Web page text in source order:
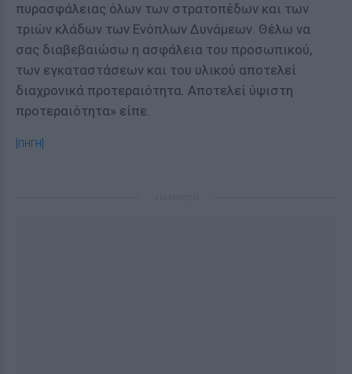
πυρασφάλειας όλων των στρατοπέδων και των
τριών κλάδων των Ενόπλων Δυνάμεων. Θέλω να
σας διαβεβαιώσω η ασφάλεια του προσωπικού,
των εγκαταστάσεων και του υλικού αποτελεί
διαχρονικά προτεραιότητα. Αποτελεί ύψιστη
προτεραιότητα» είπε.
[ΠΗΓΗ]